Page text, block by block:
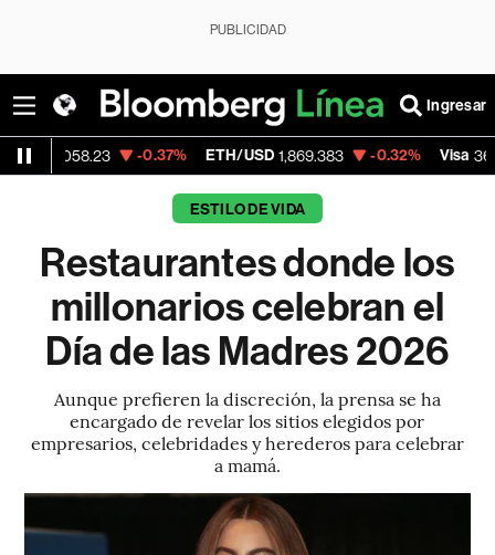
PUBLICIDAD
Ingresar
-0.37% ETH/USD 1,869.383 -0.32% Visa 369.59
ESTILO DE VIDA
Restaurantes donde los
millonarios celebran el
Día de las Madres 2026
Aunque prefieren la discreción, la prensa se ha
encargado de revelar los sitios elegidos por
empresarios, celebridades y herederos para celebrar
a mamá.